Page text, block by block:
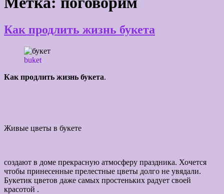
Как продлить жизнь букета
buket
Как продлить жизнь букета.
Живые цветы в букете
создают в доме прекрасную атмосферу праздника. Хочется
чтобы принесенные прелестные цветы долго не увядали.
Букетик цветов даже самых простеньких радует своей
красотой .